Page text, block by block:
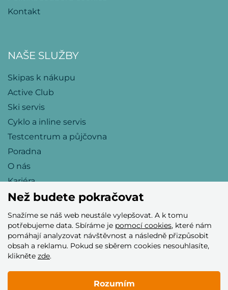
Kontakt
NAŠE SLUŽBY
Skipas k nákupu
Active Club
Ski servis
Cyklo a inline servis
Testcentrum a půjčovna
Poradna
O nás
Kariéra
Přijímáme tyto platební karty
Než budete pokračovat
Snažíme se náš web neustále vylepšovat. A k tomu
potřebujeme data. Sbíráme je pomocí cookies, které nám
pomáhají analyzovat návštěvnost a následně přizpůsobit
obsah a reklamu. Pokud se sběrem cookies nesouhlasíte,
klikněte zde.
Rozumím